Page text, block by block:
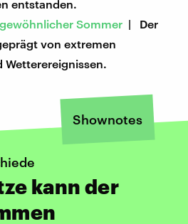
entstanden.
Sommer | Der
von extremen
Shownotes
kann der